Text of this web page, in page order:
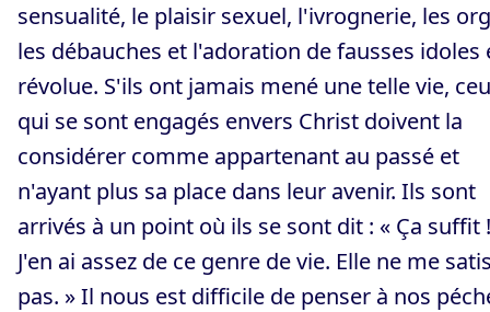
sensualité, le plaisir sexuel, l'ivrognerie, les
les débauches et l'adoration de fausses idoles
révolue. S'ils ont jamais mené une telle vie,
qui se sont engagés envers Christ doivent la
considérer comme appartenant au passé et
n'ayant plus sa place dans leur avenir. Ils sont
arrivés à un point où ils se sont dit : « Ça suffit !
J'en ai assez de ce genre de vie. Elle ne me
pas. » Il nous est difficile de penser à nos